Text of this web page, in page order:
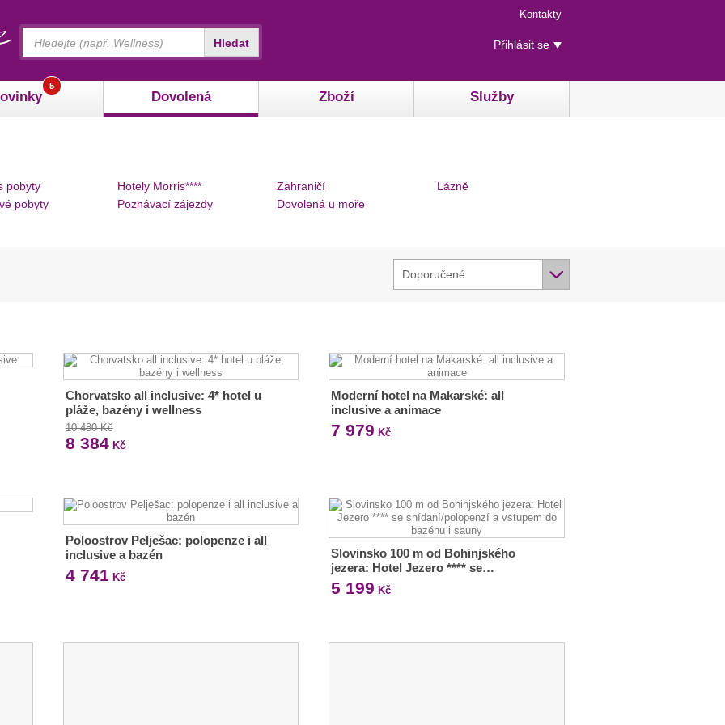
Menu
rychlého
přístupu
Kontakty
Uživatelské
menu
Přihlásit se
5
Dovolená Zboží Služby
Hledat
pobyty
pobyty
Hotely Morris****
Poznávací zájezdy
Zahraničí
Dovolená u moře
Lázně
Doporučené
Chorvatsko all inclusive: 4* hotel u
pláže, bazény i wellness
10 480 Kč
8 384Kč
Moderní hotel na Makarské: all
inclusive a animace
7 979 Kč
Poloostrov Pelješac: polopenze i all
inclusive a bazén
4 741 Kč
Slovinsko 100 m od Bohinjského
jezera: Hotel Jezero **** se…
5 199 Kč